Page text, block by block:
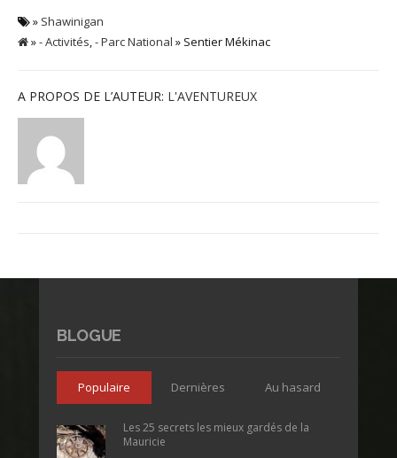
» Shawinigan
»- Activités,- Parc National » Sentier Mékinac
A PROPOS DE L’AUTEUR: L'AVENTUREUX
BLOGUE
Populaire Dernières Au hasard
Les 25 secrets les mieux gardés de la
Mauricie